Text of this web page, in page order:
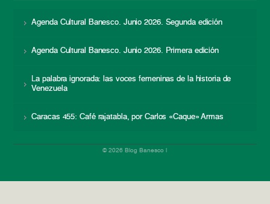
Agenda Cultural Banesco. Junio 2026. Segunda edición
Agenda Cultural Banesco. Junio 2026. Primera edición
La palabra ignorada: las voces femeninas de la historia de
Venezuela
Caracas 455: Café rajatabla, por Carlos «Caque» Armas
© 2026 Blog Banesco |